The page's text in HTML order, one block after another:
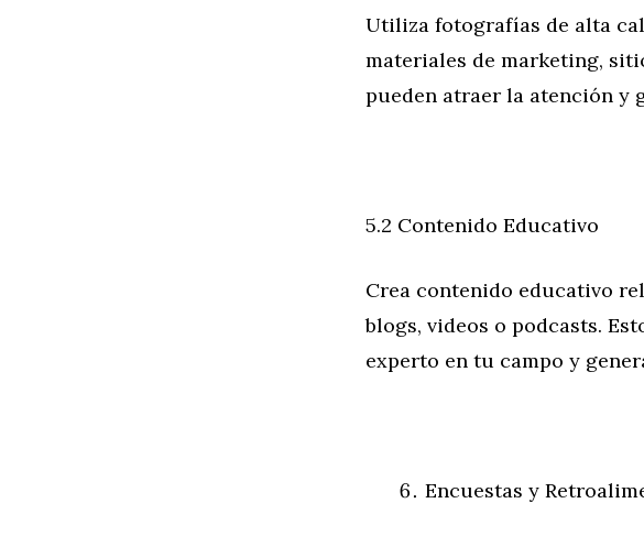
Utiliza fotografías de alta
materiales de marketing,
pueden atraer la atención y
5.2 Contenido Educativo
Crea contenido educativo
blogs, videos o podcasts.
experto en tu campo y
Encuestas y